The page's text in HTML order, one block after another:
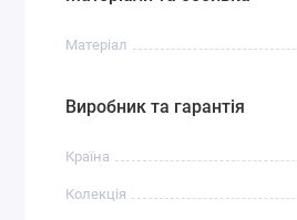
Матеріал
Виробник та гарантія
Країна
Колекція